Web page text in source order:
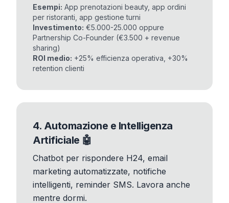
Esempi: App prenotazioni beauty, app ordini
per ristoranti, app gestione turni
Investimento: €5.000-25.000 oppure
Partnership Co-Founder (€3.500 + revenue
sharing)
ROI medio: +25% efficienza operativa, +30%
retention clienti
4. Automazione e Intelligenza
Artificiale 🤖
Chatbot per rispondere H24, email
marketing automatizzate, notifiche
intelligenti, reminder SMS. Lavora anche
mentre dormi.